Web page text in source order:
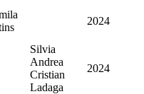
2024
Silvia
Andrea
Cristian
Ladaga
2024